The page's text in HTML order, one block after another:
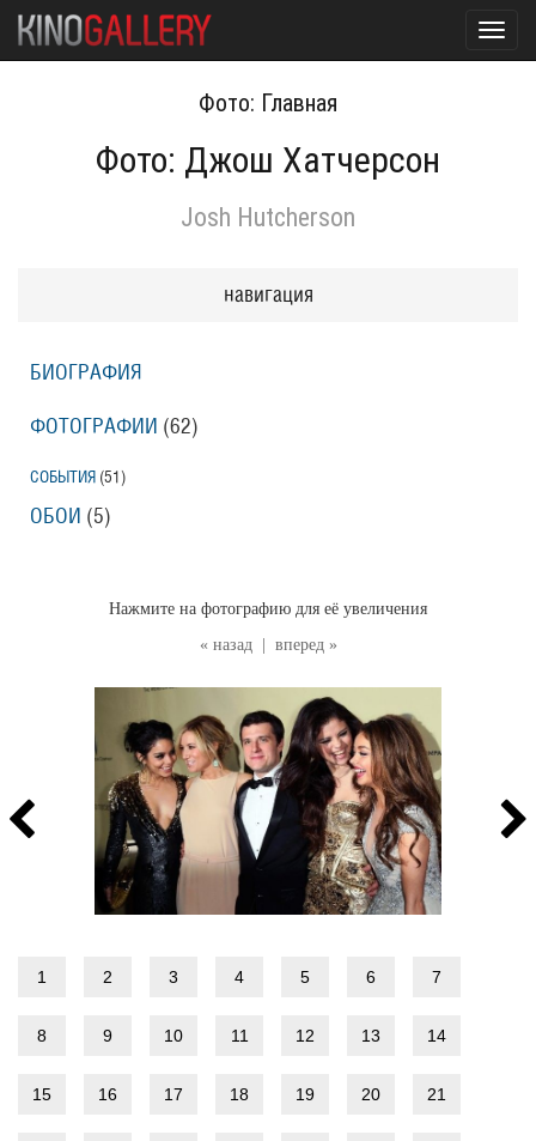
Фото: Главная
Фото: Джош Хатчерсон
Josh Hutcherson
« назад вперед »
Нажмите на фотографию для её увеличения
1 2 3 4 5 6 7
8 9 10 11 12 13 14
15 16 17 18 19 20 21
навигация
БИОГРАФИЯ
ФОТОГРАФИИ (62)
СОБЫТИЯ (51 )
ОБОИ (5)